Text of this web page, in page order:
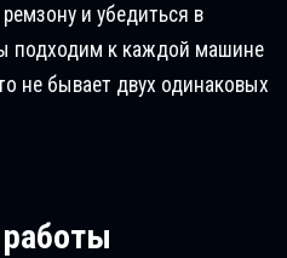
и убедиться в
подходим к каждой машине
не бывает двух одинаковых